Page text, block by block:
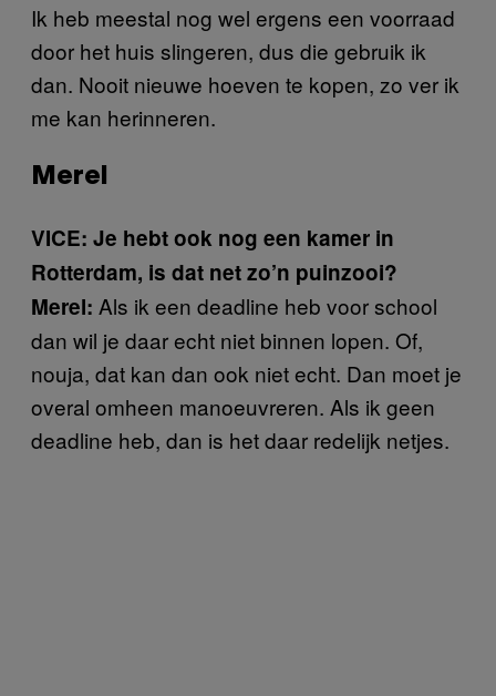
Ik heb meestal nog wel ergens een voorraad
door het huis slingeren, dus die gebruik ik
dan. Nooit nieuwe hoeven te kopen, zo ver ik
me kan herinneren.
Merel
VICE: Je hebt ook nog een kamer in
Rotterdam, is dat net zo’n puinzooi?
Merel: Als ik een deadline heb voor school
dan wil je daar echt niet binnen lopen. Of,
nouja, dat kan dan ook niet echt. Dan moet je
overal omheen manoeuvreren. Als ik geen
deadline heb, dan is het daar redelijk netjes.